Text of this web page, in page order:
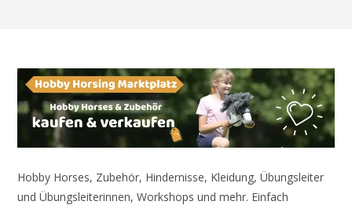
Hobby Horses, Zubehör, Hindernisse, Kleidung, Übungsleiter
und Übungsleiterinnen, Workshops und mehr. Einfach